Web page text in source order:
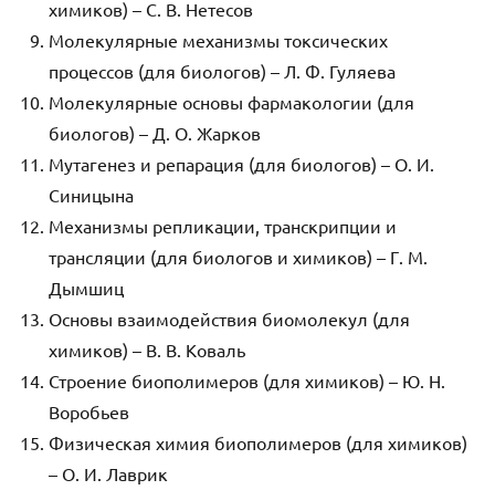
химиков) – С. В. Нетесов
Молекулярные механизмы токсических
процессов (для биологов) – Л. Ф. Гуляева
Молекулярные основы фармакологии (для
биологов) – Д. О. Жарков
Мутагенез и репарация (для биологов) – О. И.
Синицына
Механизмы репликации, транскрипции и
трансляции (для биологов и химиков) – Г. М.
Дымшиц
Основы взаимодействия биомолекул (для
химиков) – В. В. Коваль
Строение биополимеров (для химиков) – Ю. Н.
Воробьев
Физическая химия биополимеров (для химиков)
– О. И. Лаврик